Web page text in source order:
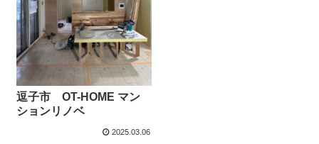
逗子市 OT-HOME マン
ションリノベ
2025.03.06